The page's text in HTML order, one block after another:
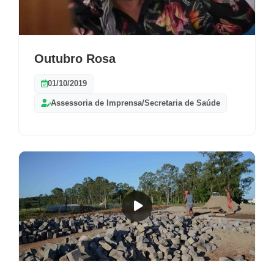
Outubro Rosa
01/10/2019
Assessoria de Imprensa/Secretaria de Saúde